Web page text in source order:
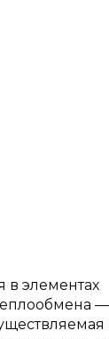
в элементах
—